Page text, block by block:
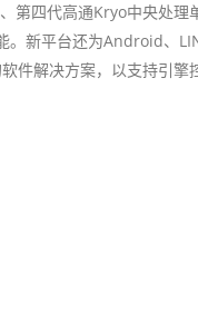
第四代高通Kryo中央处理
。新平台还为Android、
件解决方案，以支持引擎